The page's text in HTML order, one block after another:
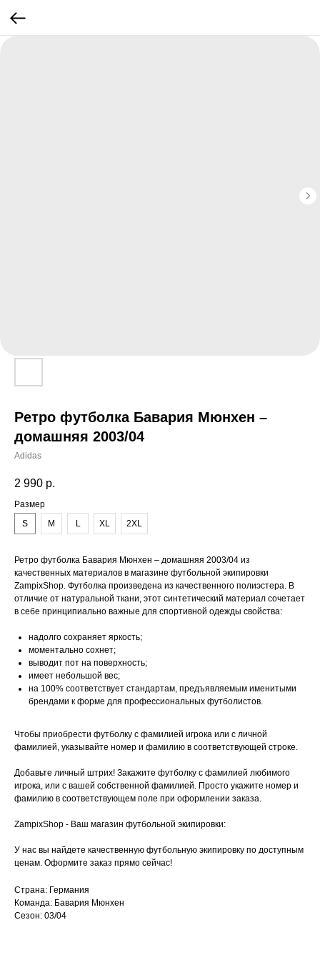
Ретро футболка Бавария Мюнхен –
домашняя 2003/04
Adidas
2 990 р.
Размер
S
M L XL 2XL
Ретро футболка Бавария Мюнхен – домашняя 2003/04 из
качественных материалов в магазине футбольной экипировки
ZampixShop. Футболка произведена из качественного полиэстера. В
отличие от натуральной ткани, этот синтетический материал сочетает
в себе принципиально важные для спортивной одежды свойства:
надолго сохраняет яркость;
моментально сохнет;
выводит пот на поверхность;
имеет небольшой вес;
на 100% соответствует стандартам, предъявляемым именитыми
брендами к форме для профессиональных футболистов.
Чтобы приобрести футболку с фамилией игрока или с личной
фамилией, указывайте номер и фамилию в соответствующей строке.
Добавьте личный штрих! Закажите футболку с фамилией любимого
игрока, или с вашей собственной фамилией. Просто укажите номер и
фамилию в соответствующем поле при оформлении заказа.
ZampixShop - Ваш магазин футбольной экипировки:
У нас вы найдете качественную футбольную экипировку по доступным
ценам. Оформите заказ прямо сейчас!
Страна: Германия
Команда: Бавария Мюнхен
Сезон: 03/04